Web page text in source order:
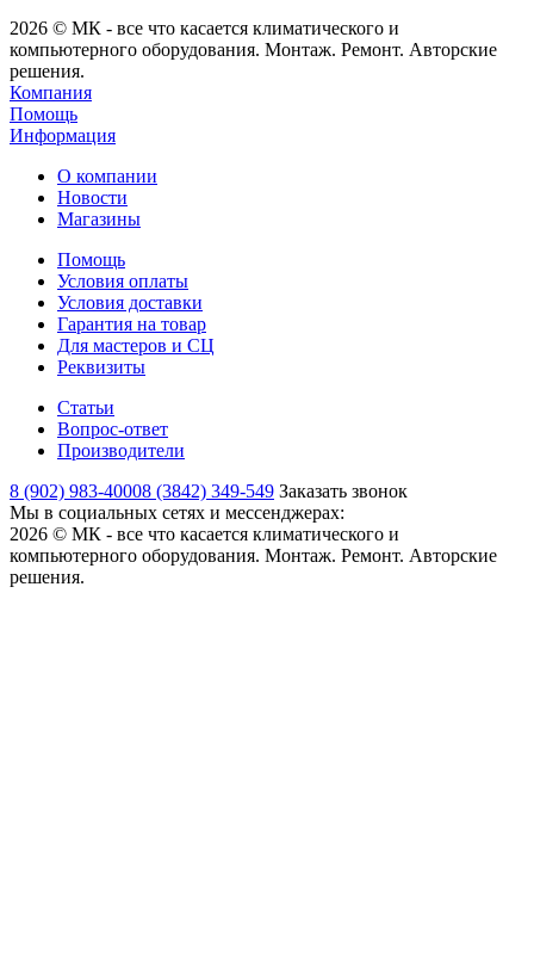
2026 © МК - все что касается климатического и
компьютерного оборудования. Монтаж. Ремонт. Авторские
решения.
Компания
Помощь
Информация
О компании
Новости
Магазины
Помощь
Условия оплаты
Условия доставки
Гарантия на товар
Для мастеров и СЦ
Реквизиты
Статьи
Вопрос-ответ
Производители
8 (902) 983-40008 (3842) 349-549 Заказать звонок
Мы в социальных сетях и мессенджерах:
2026 © МК - все что касается климатического и
компьютерного оборудования. Монтаж. Ремонт. Авторские
решения.